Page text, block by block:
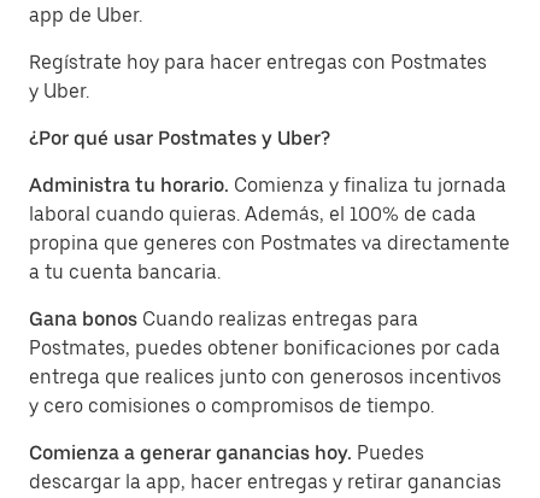
app de Uber.
Regístrate hoy para hacer entregas con Postmates
y Uber.
¿Por qué usar Postmates y Uber?
Administra tu horario. Comienza y finaliza tu jornada
laboral cuando quieras. Además, el 100% de cada
propina que generes con Postmates va directamente
a tu cuenta bancaria.
Gana bonos Cuando realizas entregas para
Postmates, puedes obtener bonificaciones por cada
entrega que realices junto con generosos incentivos
y cero comisiones o compromisos de tiempo.
Comienza a generar ganancias hoy. Puedes
descargar la app, hacer entregas y retirar ganancias